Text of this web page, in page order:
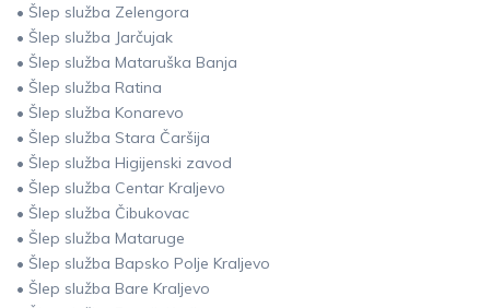
• Šlep služba Zelengora
• Šlep služba Jarčujak
• Šlep služba Mataruška Banja
• Šlep služba Ratina
• Šlep služba Konarevo
• Šlep služba Stara Čaršija
• Šlep služba Higijenski zavod
• Šlep služba Centar Kraljevo
• Šlep služba Čibukovac
• Šlep služba Mataruge
• Šlep služba Bapsko Polje Kraljevo
• Šlep služba Bare Kraljevo